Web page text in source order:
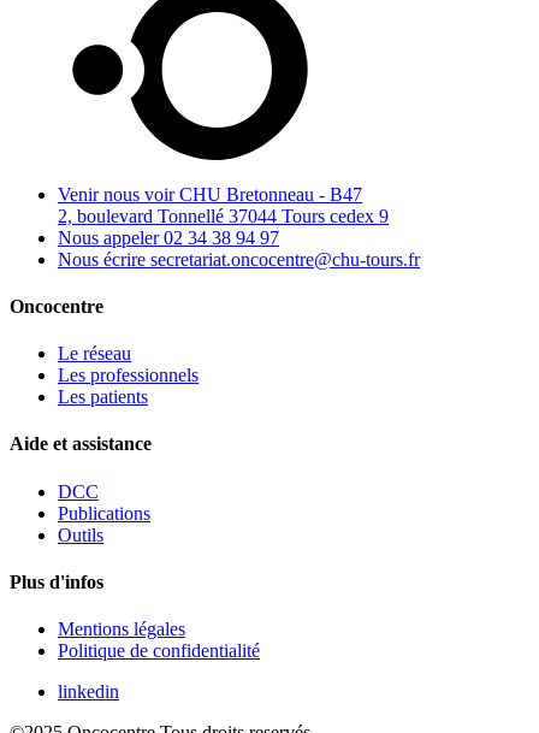
Venir nous voir CHU Bretonneau - B47
2, boulevard Tonnellé 37044 Tours cedex 9
Nous appeler 02 34 38 94 97
Nous écrire secretariat.oncocentre@chu-tours.fr
Oncocentre
Le réseau
Les professionnels
Les patients
Aide et assistance
DCC
Publications
Outils
Plus d'infos
Mentions légales
Politique de confidentialité
linkedin